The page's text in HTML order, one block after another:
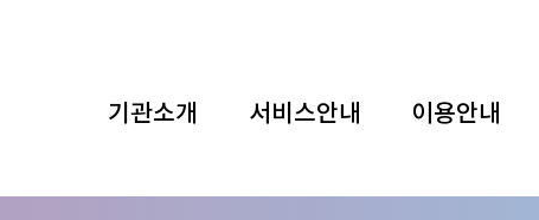
기관소개 서비스안내 이용안내